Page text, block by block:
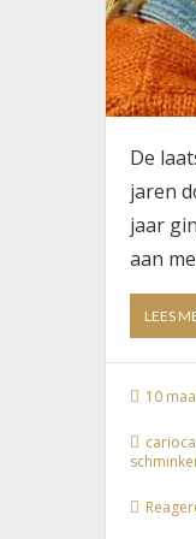
De
jaren
jaar
aan
LEES
10
carioca